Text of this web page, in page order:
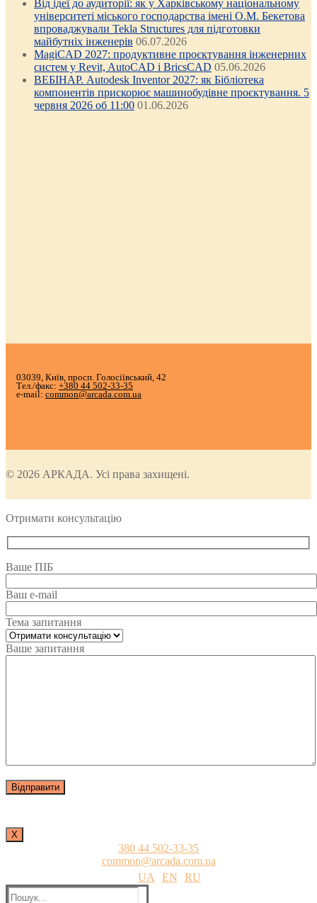
Від ідеї до аудиторії: як у Харківському національному
університеті міського господарства імені О.М. Бекетова
впроваджували Tekla Structures для підготовки
майбутніх інженерів 06.07.2026
MagiCAD 2027: продуктивне проєктування інженерних
систем у Revit, AutoCAD і BricsCAD 05.06.2026
ВЕБІНАР. Autodesk Inventor 2027: як Бібліотека
компонентів прискорює машинобудівне проєктування. 5
червня 2026 об 11:00 01.06.2026
03039, Київ, просп. Голосіївський, 42
Тел./факс: +380 44 502-33-35
e-mail: common@arcada.com.ua
© 2026 АРКАДА. Усі права захищені.
Отримати консультацію
Ваше ПІБ
Ваш e-mail
Тема запитання
Ваше запитання
Х
380 44 502-33-35
common@arcada.com.ua
UA
EN
RU
Пошук: